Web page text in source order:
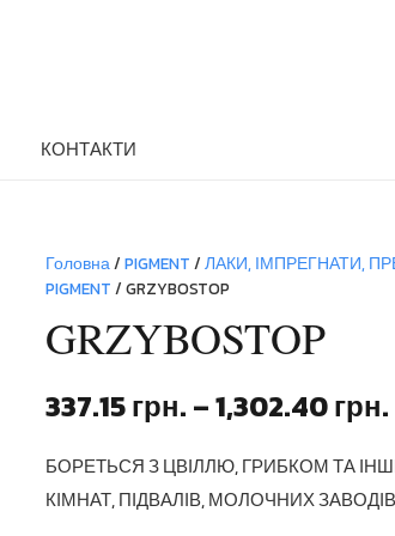
КОНТАКТИ
Головна/ PIGMENT / ЛАКИ, ІМПРЕГНАТИ,
PIGMENT / GRZYBOSTOP
GRZYBOSTOP
337.15грн. –1,302.40грн.
БОРЕТЬСЯ З ЦВІЛЛЮ, ГРИБКОМ ТА
КІМНАТ, ПІДВАЛІВ, МОЛОЧНИХ